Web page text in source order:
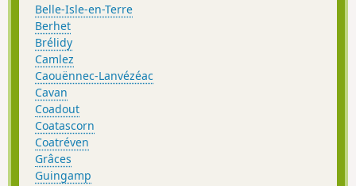
Belle-Isle-en-Terre
Berhet
Brélidy
Camlez
Caouënnec-Lanvézéac
Cavan
Coadout
Coatascorn
Coatréven
Grâces
Guingamp